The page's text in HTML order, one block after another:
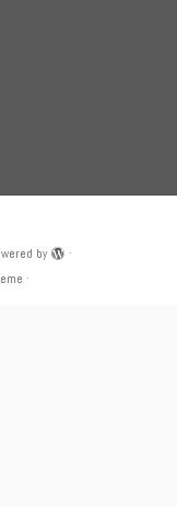
by
·
·